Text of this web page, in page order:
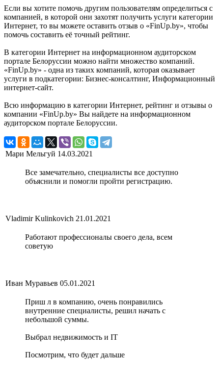
Если вы хотите помочь другим пользователям определиться с
компанией, в которой они захотят получить услуги категории
Интернет, то вы можете оставить отзыв о «FinUp.by», чтобы
помочь составить её точный рейтинг.
В категории Интернет на информационном аудиторском
портале Белоруссии можно найти множество компаний.
«FinUp.by» - одна из таких компаний, которая оказывает
услуги в подкатегории: Бизнес-консалтинг, Информационный
интернет-сайт.
Всю информацию в категории Интернет, рейтинг и отзывы о
компании «FinUp.by» Вы найдете на информационном
аудиторском портале Белоруссии.
Мари Мельгуй 14.03.2021
Все замечательно, специалисты все доступно
объяснили и помогли пройти регистрацию.
Vladimir Kulinkovich 21.01.2021
Работают профессионалы своего дела, всем
советую
Иван Муравьев 05.01.2021
Приш л в компанию, очень понравились
внутренние специалисты, решил начать с
небольшой суммы.
Выбрал недвижимость и IT
Посмотрим, что будет дальше